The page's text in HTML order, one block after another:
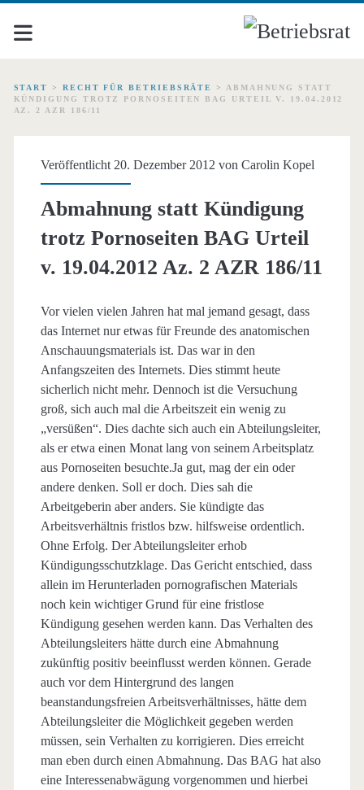
START > RECHT FÜR BETRIEBSRÄTE > ABMAHNUNG STATT
KÜNDIGUNG TROTZ PORNOSEITEN BAG URTEIL V. 19.04.2012
AZ. 2 AZR 186/11
Veröffentlicht 20. Dezember 2012 von Carolin Kopel
Abmahnung statt Kündigung
trotz Pornoseiten BAG Urteil
v. 19.04.2012 Az. 2 AZR 186/11
Vor vielen vielen Jahren hat mal jemand gesagt, dass
das Internet nur etwas für Freunde des anatomischen
Anschauungsmaterials ist. Das war in den
Anfangszeiten des Internets. Dies stimmt heute
sicherlich nicht mehr. Dennoch ist die Versuchung
groß, sich auch mal die Arbeitszeit ein wenig zu
„versüßen“. Dies dachte sich auch ein Abteilungsleiter,
als er etwa einen Monat lang von seinem Arbeitsplatz
aus Pornoseiten besuchte.Ja gut, mag der ein oder
andere denken. Soll er doch. Dies sah die
Arbeitgeberin aber anders. Sie kündigte das
Arbeitsverhältnis fristlos bzw. hilfsweise ordentlich.
Ohne Erfolg. Der Abteilungsleiter erhob
Kündigungsschutzklage. Das Gericht entschied, dass
allein im Herunterladen pornografischen Materials
noch kein wichtiger Grund für eine fristlose
Kündigung gesehen werden kann. Das Verhalten des
Abteilungsleiters hätte durch eine Abmahnung
zukünftig positiv beeinflusst werden können. Gerade
auch vor dem Hintergrund des langen
beanstandungsfreien Arbeitsverhältnisses, hätte dem
Abteilungsleiter die Möglichkeit gegeben werden
müssen, sein Verhalten zu korrigieren. Dies erreicht
man eben durch einen Abmahnung. Das BAG hat also
eine Interessenabwägung vorgenommen und hierbei